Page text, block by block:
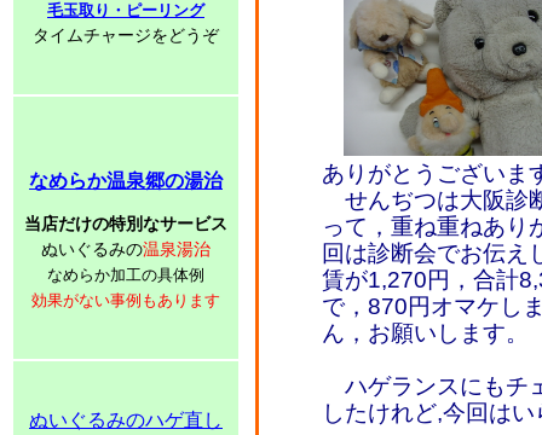
毛玉取り・ピーリング
タイムチャージをどうぞ
なめらか温泉郷の湯治
当店だけの特別なサービス
ぬいぐるみの温泉湯治
なめらか加工の具体例
効果がない事例もあります
ぬいぐるみのハゲ直し
ありがとうございま
せんぢつは大阪診
って，重ね重ねあり
回は診断会でお伝え
賃が1,270円，合計
で，870円オマケし
ん，お願いします。
ハゲランスにもチ
したけれど,今回は